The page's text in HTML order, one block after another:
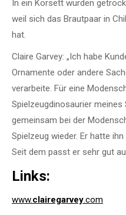
In ein Korsett wurden
weil sich das Brautpaar in
hat.
Claire Garvey: „Ich habe
Ornamente oder andere
verarbeite. Für eine
Spielzeugdinosaurier
gemeinsam bei der
Spielzeug wieder. Er hatte
Seit dem passt er sehr gut
Links:
www.clairegarvey.com